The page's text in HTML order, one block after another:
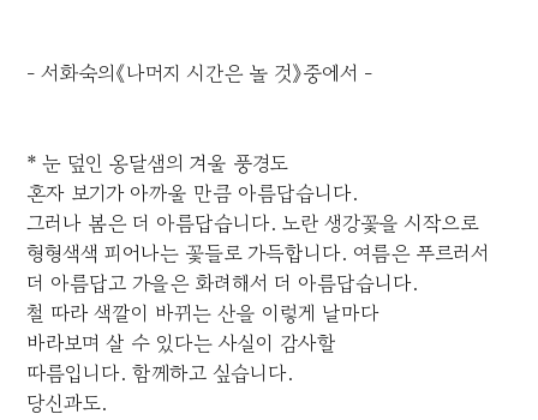
- 서화숙의《나머지 시간은 놀 것》중에서 -
* 눈 덮인 옹달샘의 겨울 풍경도
혼자 보기가 아까울 만큼 아름답습니다.
그러나 봄은 더 아름답습니다. 노란 생강꽃을 시작으로
형형색색 피어나는 꽃들로 가득합니다. 여름은 푸르러서
더 아름답고 가을은 화려해서 더 아름답습니다.
철 따라 색깔이 바뀌는 산을 이렇게 날마다
바라보며 살 수 있다는 사실이 감사할
따름입니다. 함께하고 싶습니다.
당신과도.